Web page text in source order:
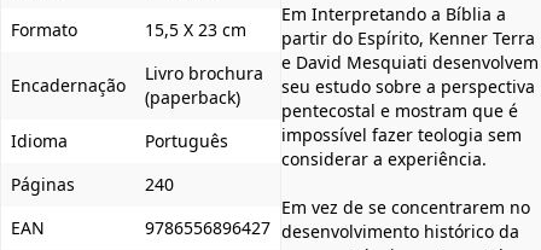
Formato
15,5 X 23 cm
Encadernação
Livro brochura
(paperback)
Idioma
Português
Páginas
240
EAN
9786556896427
Em Interpretando a Bíblia a
partir do Espírito, Kenner Terra
e David Mesquiati desenvolvem
seu estudo sobre a perspectiva
pentecostal e mostram que é
impossível fazer teologia sem
considerar a experiência.
Em vez de se concentrarem no
desenvolvimento histórico da